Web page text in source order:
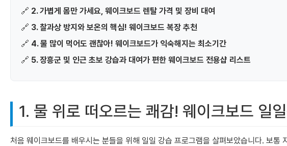
🔗 2. 가볍게 몸만 가세요, 웨이크보드 렌탈 가격 및 장비 대여
🔗 3. 찰과상 방지와 보온의 핵심! 웨이크보드 복장 추천
🔗 4. 물 많이 먹어도 괜찮아! 웨이크보드가 익숙해지는 최소기간
🔗 5. 장흥군 및 인근 초보 강습과 대여가 편한 웨이크보드 전용샵 리스트
1. 물 위로 떠오르는 쾌감! 웨이크보드 일
처음 웨이크보드를 배우시는 분들을 위해 일일 강습 프로그램을 살펴보았습니다. 보통